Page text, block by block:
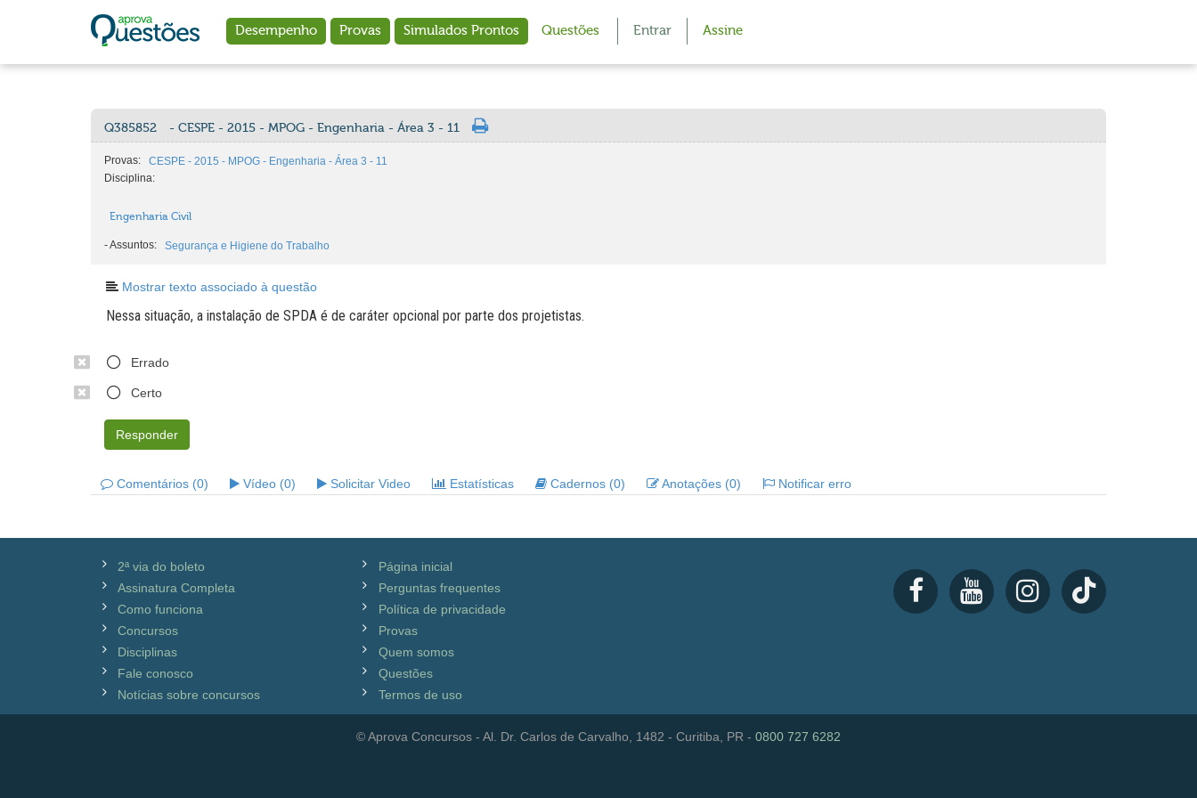
Desempenho Provas Simulados Prontos Questões Entrar Assine
Q385852 - CESPE - 2015 - MPOG - Engenharia - Área 3 - 11
Provas:
CESPE - 2015 - MPOG - Engenharia - Área 3 - 11
Disciplina:
Engenharia Civil
-Assuntos: Segurança e Higiene do Trabalho
Mostrar texto associado à questão
Nessa situação, a instalação de SPDA é de caráter opcional por parte dos projetistas.
Errado
Certo
Responder
Comentários (0) Vídeo (0) Solicitar Video Estatísticas Cadernos (0) Anotações (0) Notificar erro
2ª via do boleto
Assinatura Completa
Como funciona
Concursos
Disciplinas
Fale conosco
Notícias sobre concursos
Página inicial
Perguntas frequentes
Política de privacidade
Provas
Quem somos
Questões
Termos de uso
© Aprova Concursos - Al. Dr. Carlos de Carvalho, 1482 - Curitiba, PR - 0800 727 6282